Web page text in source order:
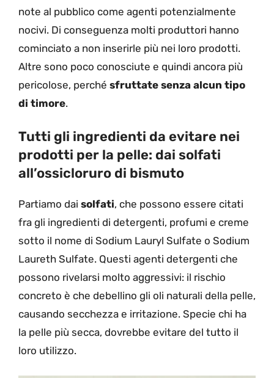
note al pubblico come agenti potenzialmente
nocivi. Di conseguenza molti produttori hanno
cominciato a non inserirle più nei loro prodotti.
Altre sono poco conosciute e quindi ancora più
pericolose, perché sfruttate senza alcun tipo
di timore.
Tutti gli ingredienti da evitare nei
prodotti per la pelle: dai solfati
all’ossicloruro di bismuto
Partiamo dai solfati, che possono essere citati
fra gli ingredienti di detergenti, profumi e creme
sotto il nome di Sodium Lauryl Sulfate o Sodium
Laureth Sulfate. Questi agenti detergenti che
possono rivelarsi molto aggressivi: il rischio
concreto è che debellino gli oli naturali della pelle,
causando secchezza e irritazione. Specie chi ha
la pelle più secca, dovrebbe evitare del tutto il
loro utilizzo.